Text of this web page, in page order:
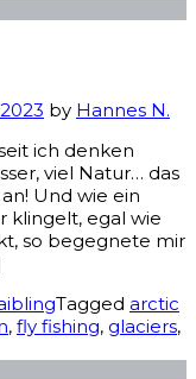
by Hannes N.
ich denken
viel Natur… das
Und wie ein
klingelt, egal wie
so begegnete mir
Tagged arctic
, fly fishing, glaciers,